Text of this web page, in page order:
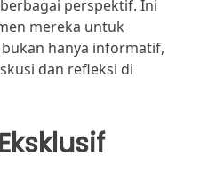
perspektif. Ini
mereka untuk
hanya informatif,
dan refleksi di